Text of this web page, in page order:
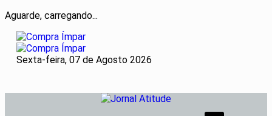
Aguarde, carregando...
Sexta-feira, 07 de Agosto 2026